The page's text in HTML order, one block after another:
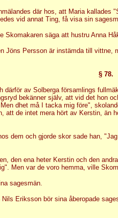
där hos, att Maria
vid annat Ting, få visa sin
säga att hustru Anna
Jöns Persson är instämda till vittne,
§ 78.
av Solberga församlings
bekänner själv, att vid det hon
dhet må I tacka mig före",
de intet mera hört av Kerstin,
dem och gjorde skor sade han,
den ena heter Kerstin och den
Men var de voro hemma, ville
sagesmän.
Eriksson bör sina åberopade